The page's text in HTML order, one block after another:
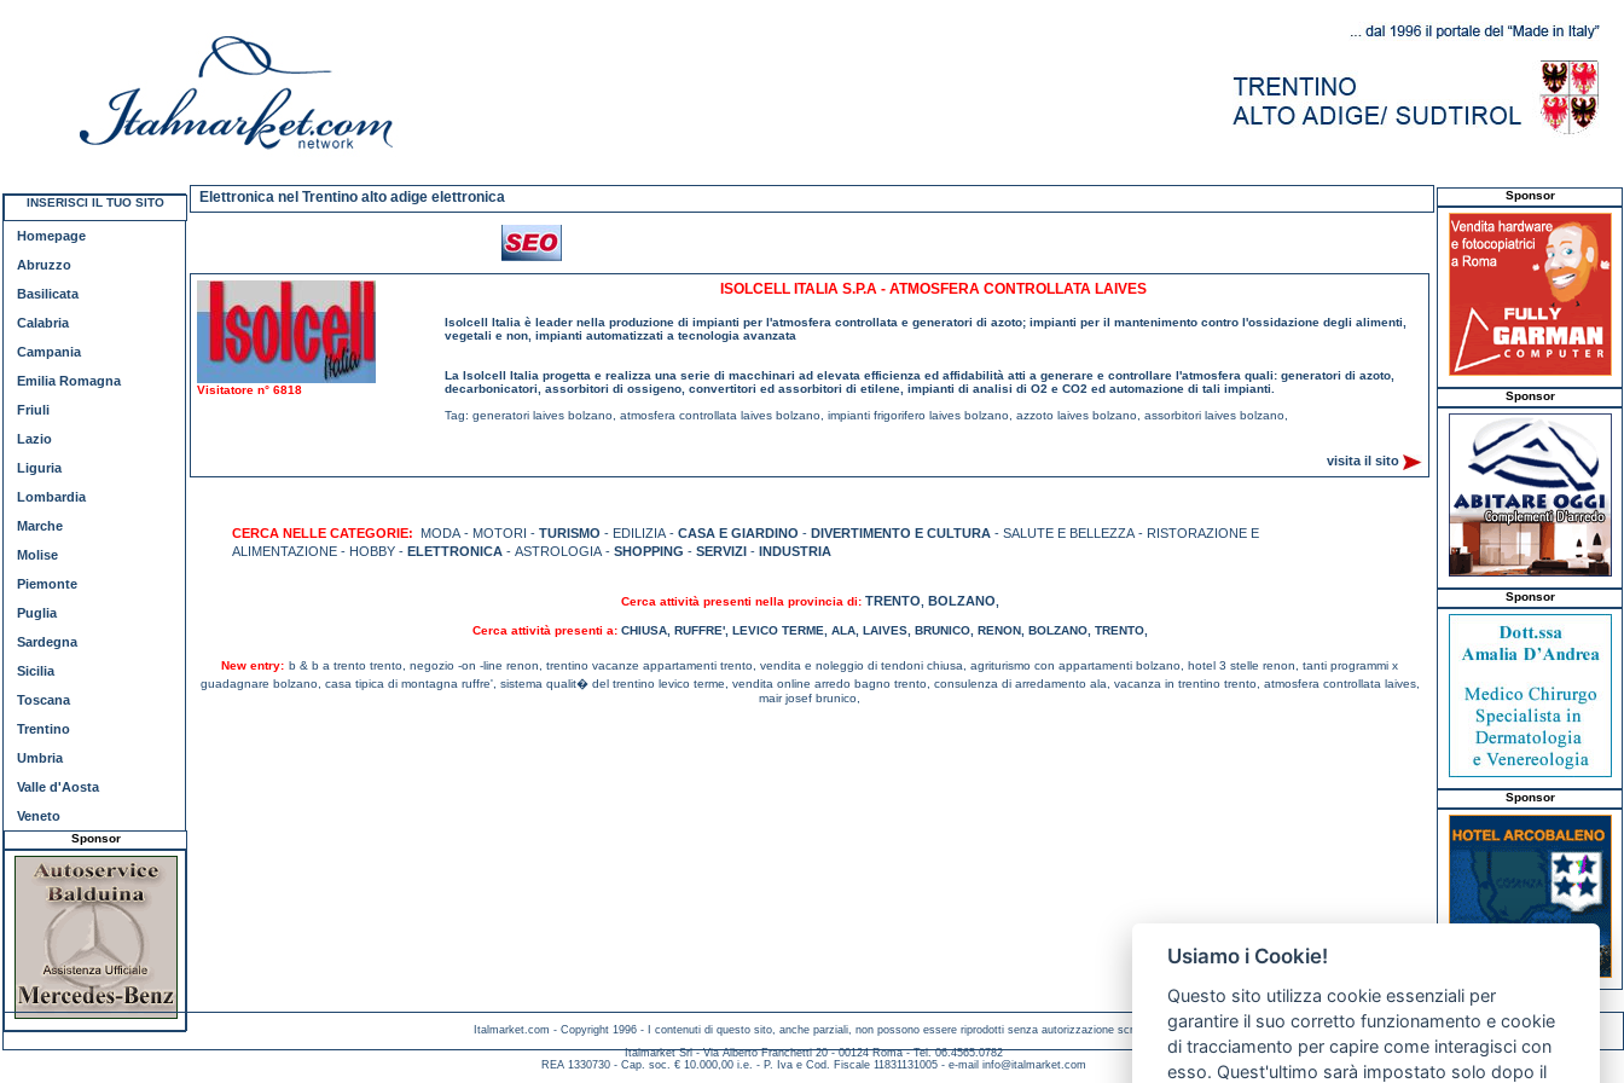
Elettronica nel Trentino alto adige elettronica
Visitatore n° 6818
ISOLCELL ITALIA S.P.A - ATMOSFERA CONTROLLATA LAIVES
Isolcell Italia è leader nella produzione di impianti per l'atmosfera controllata e generatori di azoto; impianti per il mantenimento contro l'ossidazione degli alimenti,
vegetali e non, impianti automatizzati a tecnologia avanzata
La Isolcell Italia progetta e realizza una serie di macchinari ad elevata efficienza ed affidabilità atti a generare e controllare l'atmosfera quali: generatori di azoto,
decarbonicatori, assorbitori di ossigeno, convertitori ed assorbitori di etilene, impianti di analisi di O2 e CO2 ed automazione di tali impianti.
Tag: generatori laives bolzano atmosfera controllata laives bolzano impianti frigorifero laives bolzano azzoto laives bolzano assorbitori laives bolzano
visita il sito
CERCA NELLE CATEGORIE: MODA - MOTORI - TURISMO - EDILIZIA - CASA E GIARDINO - DIVERTIMENTO E CULTURA - SALUTE E BELLEZZA - RISTORAZIONE E
ALIMENTAZIONE - HOBBY - ELETTRONICA - ASTROLOGIA - SHOPPING - SERVIZI - INDUSTRIA
Cerca attività presenti nella provincia di: TRENTO BOLZANO
Cerca attività presenti a: CHIUSA, RUFFRE', LEVICO TERME ALA, LAIVES, BRUNICO, RENON, BOLZANO, TRENTO,
New entry: b & b a trento trento, negozio -on -line renon, trentino vacanze appartamenti trento, vendita e noleggio di tendoni chiusa, agriturismo con appartamenti bolzano, hotel 3 stelle renon, tanti programmi x
guadagnare bolzano, casa tipica di montagna ruffre', sistema qualit� del trentino levico terme, vendita online arredo bagno trento, consulenza di arredamento ala, vacanza in trentino trento, atmosfera controllata laives,
mair josef brunico,
INSERISCI IL TUO SITO
Homepage
Abruzzo
Basilicata
Calabria
Campania
Emilia Romagna
Friuli
Lazio
Liguria
Lombardia
Marche
Molise
Piemonte
Puglia
Sardegna
Sicilia
Toscana
Trentino
Umbria
Valle d'Aosta
Veneto
Sponsor
Sponsor
Sponsor
Sponsor
Sponsor
Italmarket.com - Copyright 1996 - I contenuti di questo sito, anche parziali, non possono essere riprodotti senza autorizzazione scritta.
Italmarket Srl - Via Alberto Franchetti 20 - 00124 Roma - Tel. 06.4565.0782
REA 1330730 - Cap. soc. € 10.000,00 i.e. - P. Iva e Cod. Fiscale 11831131005 - e-mail info@italmarket.com
Usiamo i Cookie!
Questo sito utilizza cookie essenziali per
garantire il suo corretto funzionamento e cookie
di tracciamento per capire come interagisci con
esso. Quest'ultimo sarà impostato solo dopo il